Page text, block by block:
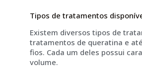
Tipos de tratamentos
Existem diversos tipos de
tratamentos de queratina e
fios. Cada um deles possui
volume.